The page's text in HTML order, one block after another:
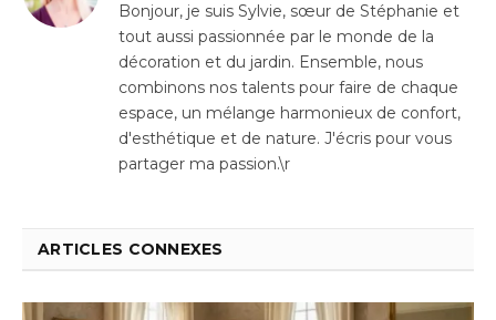
Bonjour, je suis Sylvie, sœur de Stéphanie et
tout aussi passionnée par le monde de la
décoration et du jardin. Ensemble, nous
combinons nos talents pour faire de chaque
espace, un mélange harmonieux de confort,
d'esthétique et de nature. J'écris pour vous
partager ma passion.\r
ARTICLES CONNEXES